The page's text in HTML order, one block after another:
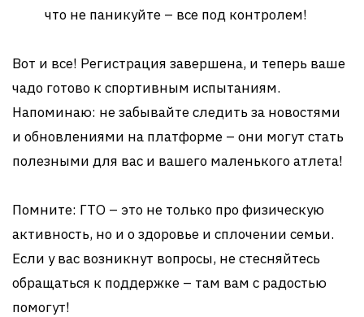
что не паникуйте – все под контролем!
Вот и все! Регистрация завершена, и теперь ваше
чадо готово к спортивным испытаниям.
Напоминаю: не забывайте следить за новостями
и обновлениями на платформе – они могут стать
полезными для вас и вашего маленького атлета!
Помните: ГТО – это не только про физическую
активность, но и о здоровье и сплочении семьи.
Если у вас возникнут вопросы, не стесняйтесь
обращаться к поддержке – там вам с радостью
помогут!